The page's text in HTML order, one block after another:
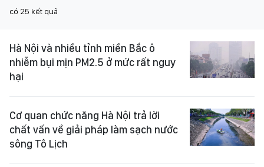
có 25 kết quả
Hà Nội và nhiều tỉnh miền Bắc ô
nhiễm bụi mịn PM2.5 ở mức rất nguy
hại
Cơ quan chức năng Hà Nội trả lời
chất vấn về giải pháp làm sạch nước
sông Tô Lịch